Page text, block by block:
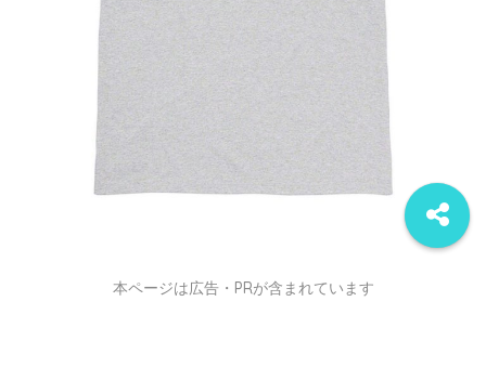
本ページは広告・PRが含まれています